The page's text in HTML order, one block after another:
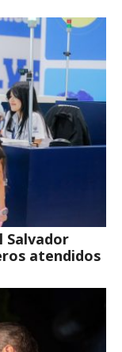
Salvador
atendidos